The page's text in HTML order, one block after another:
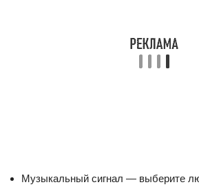
Музыкальный сигнал — выберите